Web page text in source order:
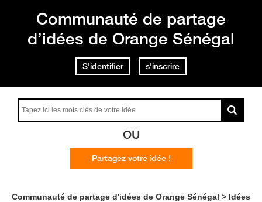
Communauté de partage
d’idées de Orange Sénégal
S'identifier s'inscrire
OU
Partagez votre idée !
Communauté de partage d'idées de Orange Sénégal Idées